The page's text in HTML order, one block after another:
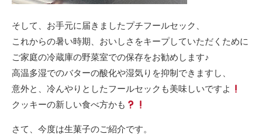
そして、お手元に届きましたプチフールセック、
これからの暑い時期、おいしさをキープしていただくために
ご家庭の冷蔵庫の野菜室での保存をお勧めします♪
高温多湿でのバターの酸化や湿気りを抑制できますし、
意外と、冷んやりとしたフールセックも美味しいですよ
クッキーの新しい食べ方かも
さて、今度は生菓子のご紹介です。